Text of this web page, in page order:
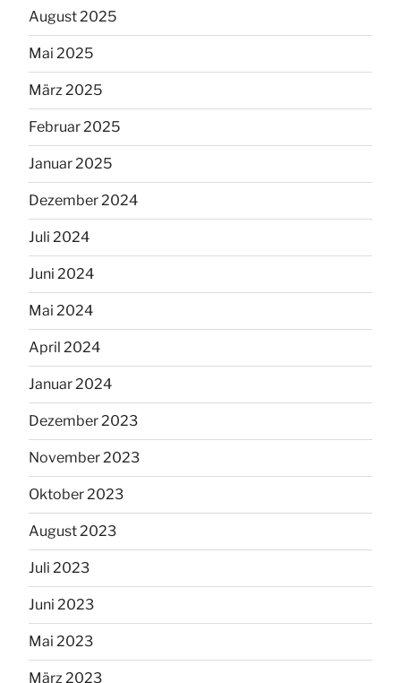
August 2025
Mai 2025
März 2025
Februar 2025
Januar 2025
Dezember 2024
Juli 2024
Juni 2024
Mai 2024
April 2024
Januar 2024
Dezember 2023
November 2023
Oktober 2023
August 2023
Juli 2023
Juni 2023
Mai 2023
März 2023